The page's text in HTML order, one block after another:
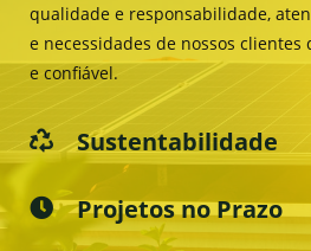
qualidade e responsabilidade,
e necessidades de nossos
e confiável.
Sustentabilidade
Projetos no Prazo